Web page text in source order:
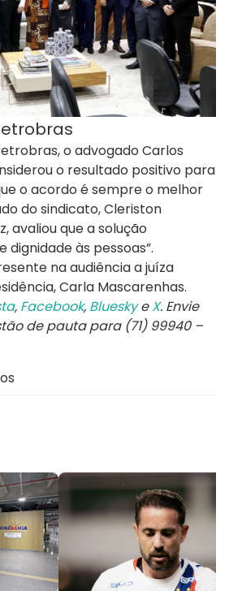
o advogado Carlos
o resultado positivo para
o acordo é sempre o melhor
do sindicato, Cleriston
avaliou que a solução
às pessoas”.
na audiência a juíza
Carla Mascarenhas.
, Facebook, BlueskyeX. Envie
de pauta para (71) 99940 –